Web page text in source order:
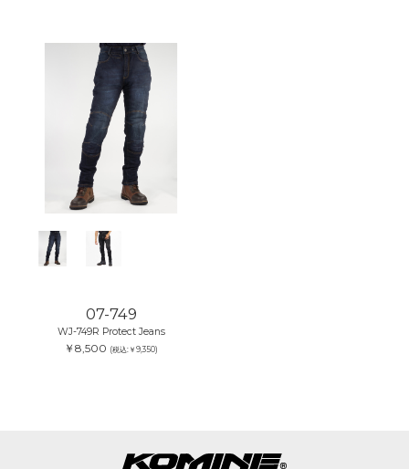
07-749
WJ-749R Protect Jeans
￥8,500 (税込:￥9,350)